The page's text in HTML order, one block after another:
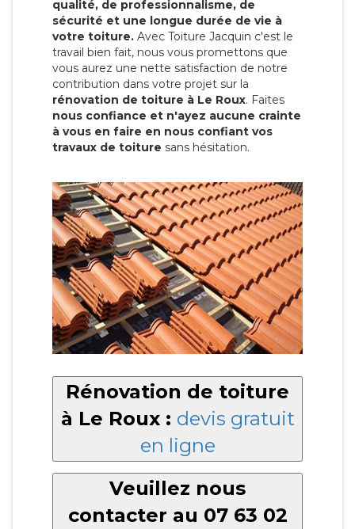
qualité, de professionnalisme, de
sécurité et une longue durée de vie à
votre toiture. Avec Toiture Jacquin c'est le
travail bien fait, nous vous promettons que
vous aurez une nette satisfaction de notre
contribution dans votre projet sur la
rénovation de toiture à Le Roux. Faites
nous confiance et n'ayez aucune crainte
à vous en faire en nous confiant vos
travaux de toiture sans hésitation.
Rénovation de toiture
à Le Roux : devis gratuit
en ligne
Veuillez nous
contacter au 07 63 02